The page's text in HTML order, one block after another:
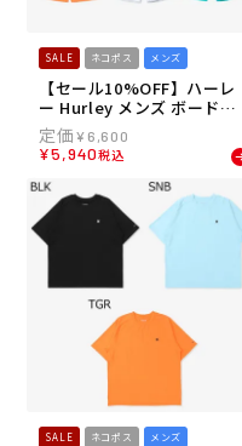
SALE ネコポス メンズ
【セール10%OFF】ハーレ
ー Hurley メンズ ボードシ
ョーツ トランクス ワンアン
ドオンリー ソリッド 20" M
BS0011000J 26SU
¥ 6,600
¥5,940税込
SALE ネコポス メンズ